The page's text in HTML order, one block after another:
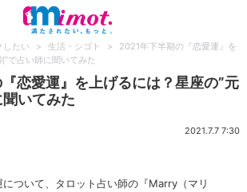
したい > 生活・シゴト >
2021年下半期の『恋愛運』を
”で占い師に聞いてみた
恋愛運』を上げるには？星座の”元
いてみた
2021.7.7 7:30
ついて、タロット占い師の『Marry（マリ